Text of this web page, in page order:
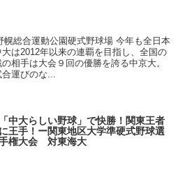
総合運動公園硬式野球場 今年も全日本
は2012年以来の連覇を目指し、全国の
相手は大会９回の優勝を誇る中京大。
運びのな...
「中大らしい野球」で快勝！関東王者
に王手！ー関東地区大学準硬式野球選
権大会 対東海大